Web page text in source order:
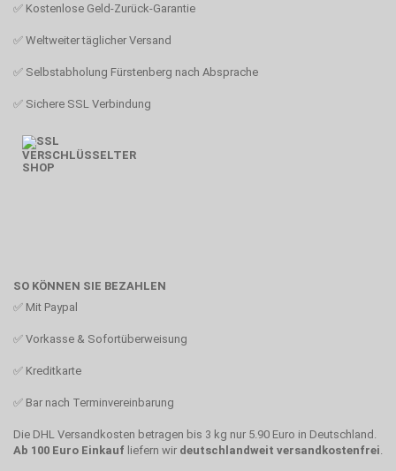
✅ Kostenlose Geld-Zurück-Garantie
✅ Weltweiter täglicher Versand
✅ Selbstabholung Fürstenberg nach Absprache
✅ Sichere SSL Verbindung
SO KÖNNEN SIE BEZAHLEN
✅ Mit Paypal
✅ Vorkasse & Sofortüberweisung
✅ Kreditkarte
✅ Bar nach Terminvereinbarung
Die DHL Versandkosten betragen bis 3 kg nur 5.90 Euro in Deutschland.
Ab 100 Euro Einkauf liefern wir deutschlandweit versandkostenfrei